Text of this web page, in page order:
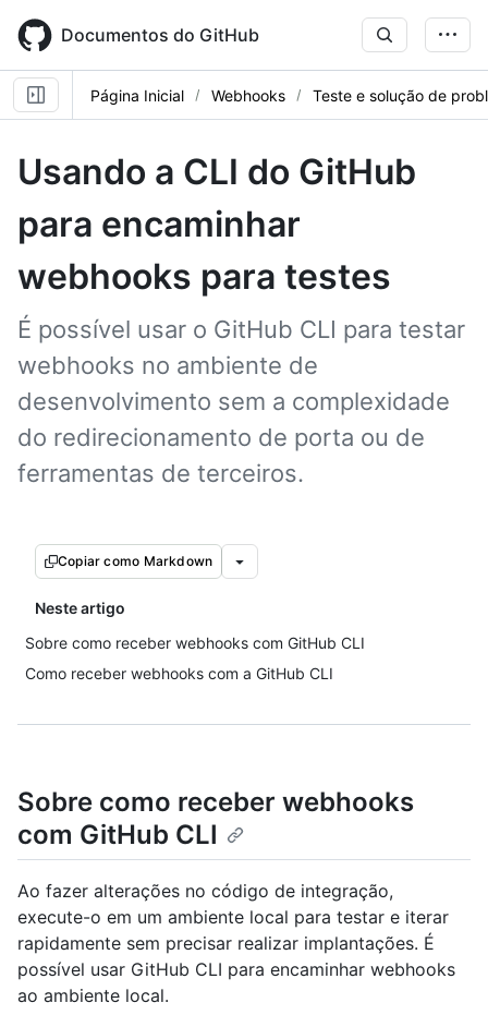
main
content
Documentos do GitHub
Página Inicial Webhooks Teste e solução de
Usando a CLI do GitHub
para encaminhar
webhooks para testes
É possível usar o GitHub CLI para testar
webhooks no ambiente de
desenvolvimento sem a complexidade
do redirecionamento de porta ou de
ferramentas de terceiros.
Copiar como Markdown
Neste artigo
Sobre como receber webhooks com GitHub CLI
Como receber webhooks com a GitHub CLI
Sobre como receber webhooks
com GitHub CLI
Ao fazer alterações no código de integração,
execute-o em um ambiente local para testar e iterar
rapidamente sem precisar realizar implantações. É
possível usar GitHub CLI para encaminhar webhooks
ao ambiente local.